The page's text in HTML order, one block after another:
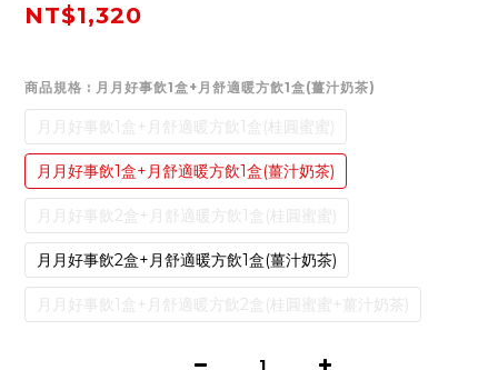
NT$1,320
商品規格 : 月月好事飲1盒+月舒適暖方飲1盒(薑汁奶茶)
月月好事飲1盒+月舒適暖方飲1盒(桂圓蜜蜜)
月月好事飲1盒+月舒適暖方飲1盒(薑汁奶茶)
月月好事飲2盒+月舒適暖方飲1盒(桂圓蜜蜜)
月月好事飲2盒+月舒適暖方飲1盒(薑汁奶茶)
月月好事飲1盒+月舒適暖方飲2盒(桂圓蜜蜜+薑汁奶茶)